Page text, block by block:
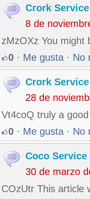
Crork Service
8 de
zMzOXz You might
0 · Me gusta · No
Crork Service
28 de
Vt4coQ truly a
0 · Me gusta · No
Coco Service
30 de marzo
COzUtr This article